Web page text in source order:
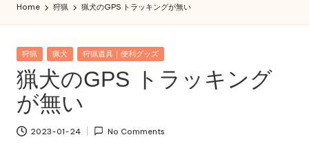
材
ハ
ン
ー
へ
の
道
Home 狩猟 猟犬のGPS トラッキングが無い
Posted
狩猟 猟犬 狩猟道具｜便利グッズ
猟犬のGPS トラッキング
が無い
2023-01-24 No Comments